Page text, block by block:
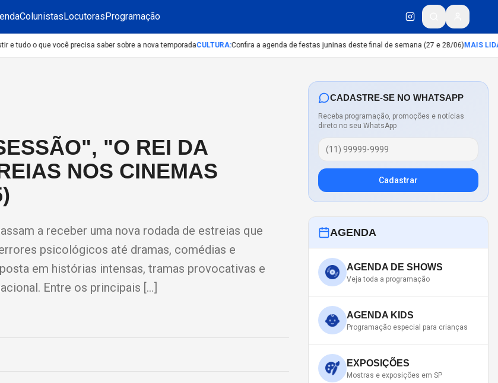
ColunistasLocutorasProgramação
o que você precisa saber sobre a nova temporadaCULTURA:Confira a agenda de festas juninas deste final de semana (27 e 28/06)MAIS LIDA 5
"O REI DA
NOS CINEMAS
a receber uma nova rodada de estreias que
psicológicos até dramas, comédias e
em histórias intensas, tramas provocativas e
Entre os principais […]
CADASTRE-SE NO WHATSAPP
Receba programação, promoções e notícias
direto no seu WhatsApp
Cadastrar
AGENDA
AGENDA DE SHOWS
Veja toda a programação
AGENDA KIDS
Programação especial para crianças
EXPOSIÇÕES
Mostras e exposições em SP